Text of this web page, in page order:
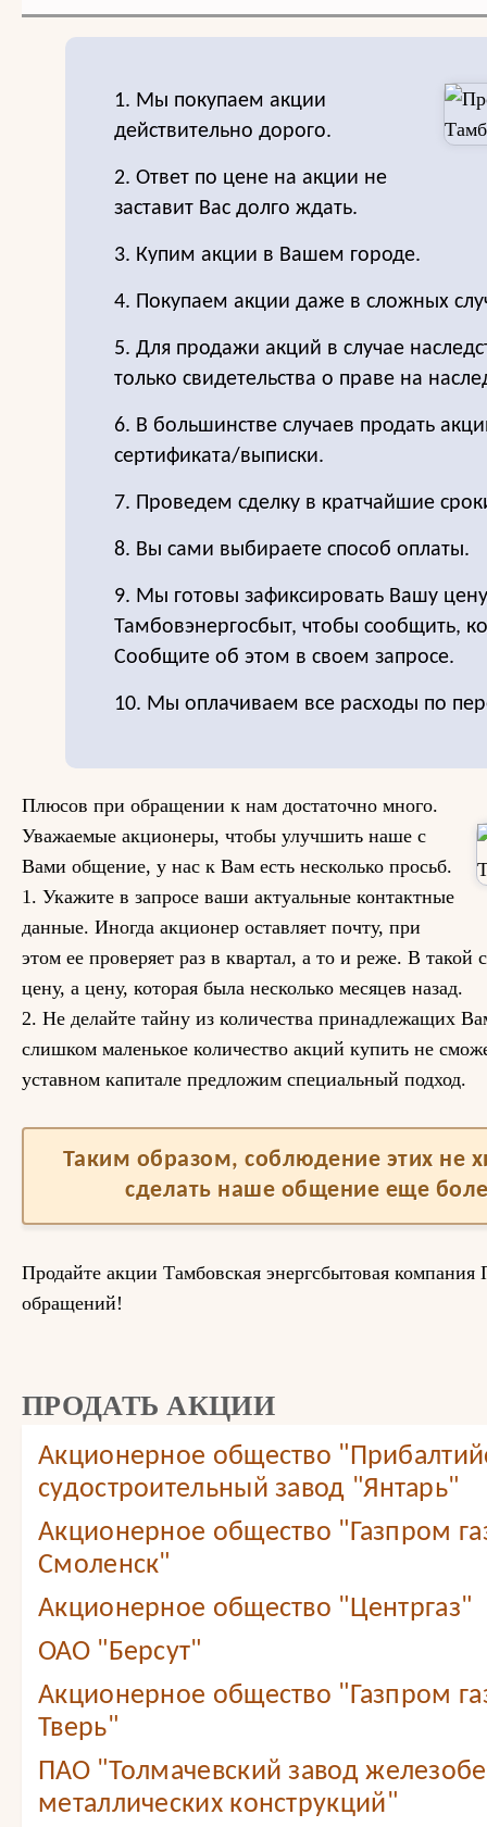
1. Мы покупаем акции
действительно дорого.
2. Ответ по цене на акции не
заставит Вас долго ждать.
3. Купим акции в Вашем городе.
4. Покупаем акции даже в сложных
5. Для продажи акций в случае
только свидетельства о праве на
6. В большинстве случаев продать
сертификата/выписки.
7. Проведем сделку в кратчайшие
8. Вы сами выбираете способ оплаты.
9. Мы готовы зафиксировать Вашу
Тамбовэнергосбыт, чтобы сообщить,
Сообщите об этом в своем запросе.
10. Мы оплачиваем все расходы по
Плюсов при обращении к нам достаточно много.
Уважаемые акционеры, чтобы улучшить наше с
Вами общение, у нас к Вам есть несколько просьб.
1. Укажите в запросе ваши актуальные контактные
данные. Иногда акционер оставляет почту, при
этом ее проверяет раз в квартал, а то и реже. В
цену, а цену, которая была несколько месяцев назад.
2. Не делайте тайну из количества принадлежащих
слишком маленькое количество акций купить не
уставном капитале предложим специальный подход.
Таким образом, соблюдение этих не
сделать наше общение еще
Продайте акции Тамбовская энергсбытовая
обращений!
ПРОДАТЬ АКЦИИ
Акционерное общество
судостроительный завод "Янтарь"
Акционерное общество "Газпром
Смоленск"
Акционерное общество "Центргаз"
ОАО "Берсут"
Акционерное общество "Газпром
Тверь"
ПАО "Толмачевский завод
металлических конструкций"